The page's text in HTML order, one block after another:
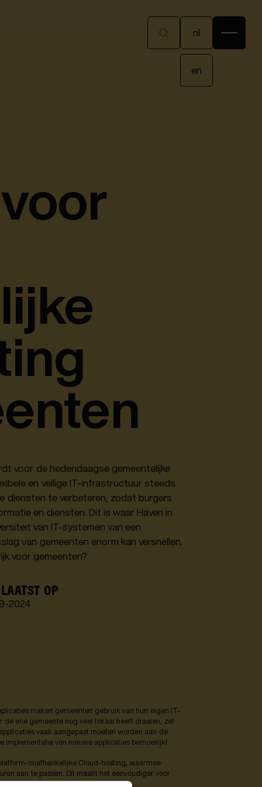
nl
en
en
voor de hedendaagse gemeentelijke
en veilige IT-infrastructuur steeds
diensten te verbeteren, zodat burgers
en diensten. Dit is waar Haven in
van IT-systemen van een
van gemeenten enorm kan versnellen.
voor gemeenten?
OP
-2024
maken gemeenten gebruik van hun eigen IT-
ene gemeente nog veel lokaal heeft draaien, zet
vaak aangepast moeten worden aan de
van nieuwe applicaties bemoeilijkt.
onafhankelijke Cloud-hosting, waarmee
aan te passen. Dit maakt het eenvoudiger voor
bij meerdere gemeenten in te zetten.